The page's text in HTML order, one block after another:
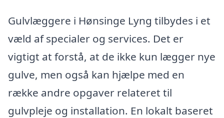
Gulvlæggere i Hønsinge Lyng tilbydes i et
væld af specialer og services. Det er
vigtigt at forstå, at de ikke kun lægger nye
gulve, men også kan hjælpe med en
række andre opgaver relateret til
gulvpleje og installation. En lokalt baseret